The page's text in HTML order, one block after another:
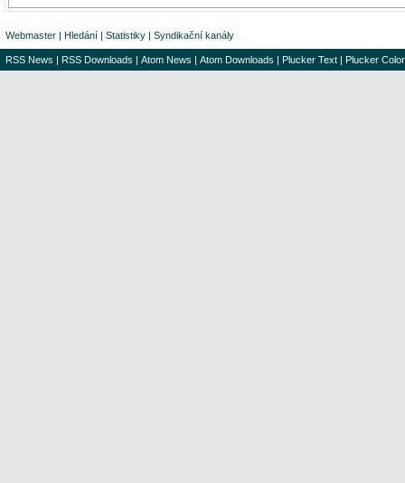
Webmaster | Hledání | Statistiky | Syndikační kanály
RSS News | RSS Downloads | Atom News | Atom Downloads | Plucker Text | Plucker Color